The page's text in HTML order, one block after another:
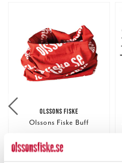
OLSSONS FISKE
Olssons Fiske Buff
Pris:49,00 kr
49,00 kr